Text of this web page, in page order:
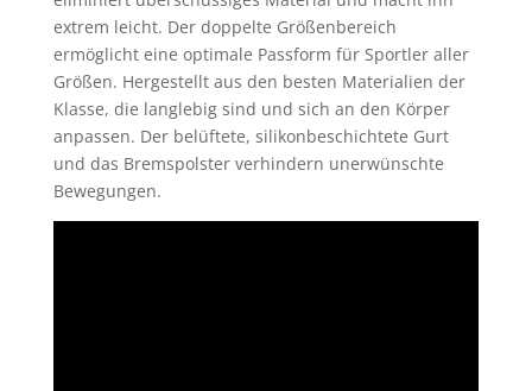
extrem leicht. Der doppelte Größenbereich
ermöglicht eine optimale Passform für Sportler aller
Größen. Hergestellt aus den besten Materialien der
Klasse, die langlebig sind und sich an den Körper
anpassen. Der belüftete, silikonbeschichtete Gurt
und das Bremspolster verhindern unerwünschte
Bewegungen.